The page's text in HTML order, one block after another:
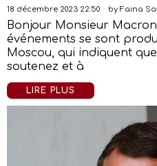
18 décembre 2023 22:50 by Faina
Bonjour Monsieur
événements se sont
Moscou, qui indiquent
soutenez et à
LIRE PLUS